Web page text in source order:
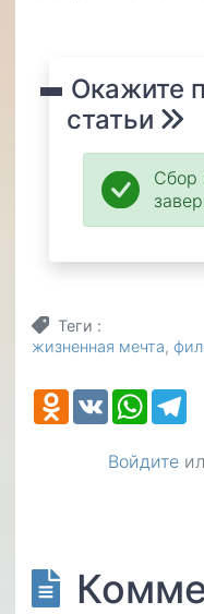
Окажите
статьи
Сбор
Теги
жизненная мечта
Odnoklassniki
VK
Войдите